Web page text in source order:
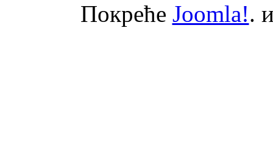
Покреће Joomla!.